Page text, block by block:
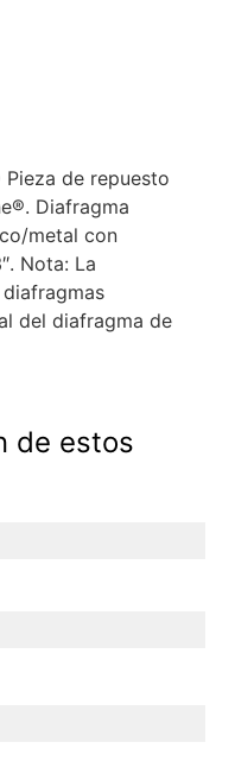
Pieza de repuesto
Diafragma
metal con
Nota: La
del diafragma de
de estos